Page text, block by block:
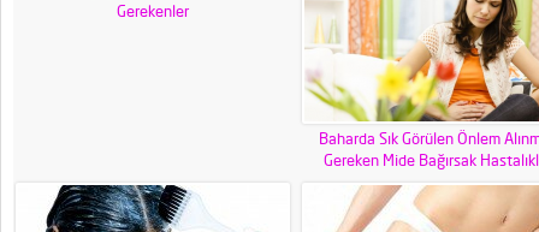
Gerekenler
Baharda Sık Görülen Önlem
Gereken Mide Bağırsak